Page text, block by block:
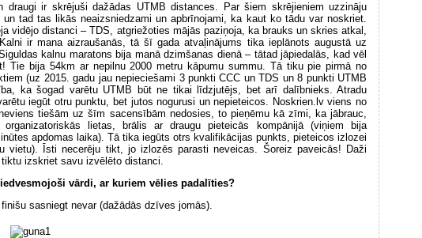
draugi ir skrējuši dažādas UTMB distances. Par šiem skrējieniem uzzināju
un tad tas likās neaizsniedzami un apbrīnojami, ka kaut ko tādu var noskriet.
vidējo distanci – TDS, atgriežoties mājās paziņoja, ka brauks un skries atkal,
ir mana aizraušanās, tā šī gada atvaļinājums tika ieplānots augustā uz
kalnu maratons bija manā dzimšanas dienā – tātad jāpiedalās, kad vēl
Tie bija 54km ar nepilnu 2000 metru kāpumu summu. Tā tiku pie pirmā no
(uz 2015. gadu jau nepieciešami 3 punkti CCC un TDS un 8 punkti UTMB
ka šogad varētu UTMB būt ne tikai līdzjutējs, bet arī dalībnieks. Atradu
iegūt otru punktu, bet jutos nogurusi un nepieteicos. Noskrien.lv viens no
tiešām uz šīm sacensībām nedosies, to pieņēmu kā zīmi, ka jābrauc,
lietas, brālis ar draugu pieteicās kompānijā (viņiem bija
apdomas laika). Tā tika iegūts otrs kvalifikācijas punkts, pieteicos izlozei
vietu). Īsti necerēju tikt, jo izlozēs parasti neveicas. Šoreiz paveicās! Daži
izskriet savu izvēlēto distanci.
vārdi, ar kuriem vēlies padalīties?
sasniegt nevar (dažādās dzīves jomās).